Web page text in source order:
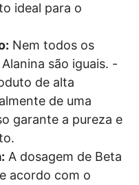
ideal para o
Nem todos os
são iguais. -
de alta
de uma
garante a pureza e
A dosagem de Beta
acordo com o